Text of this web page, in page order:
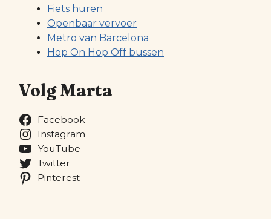
Fiets huren
Openbaar vervoer
Metro van Barcelona
Hop On Hop Off bussen
Volg Marta
Facebook
Instagram
YouTube
Twitter
Pinterest